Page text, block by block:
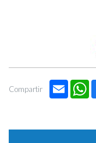
Compartir Email